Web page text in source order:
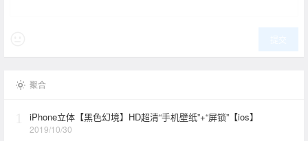
聚合
iPhone立体【黑色幻境】HD超清“手机壁纸”+“屏锁”【ios】
2019/10/30